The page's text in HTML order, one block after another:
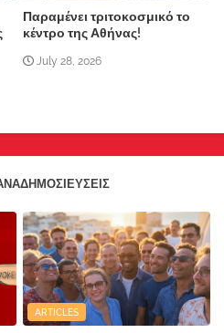
Παραμένει τριτοκοσμικό το
κέντρο της Αθήνας!
July 28, 2026
ARTICLES